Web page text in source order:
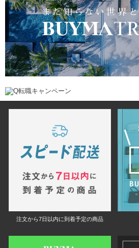
注文から7日以内に到着予定の商品